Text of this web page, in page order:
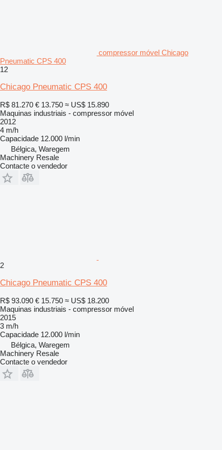
compressor móvel Chicago
Pneumatic CPS 400
12
Chicago Pneumatic CPS 400
R$ 81.270 € 13.750 ≈ US$ 15.890
Maquinas industriais - compressor móvel
2012
4 m/h
Capacidade 12.000 l/min
Bélgica, Waregem
Machinery Resale
Contacte o vendedor
2
Chicago Pneumatic CPS 400
R$ 93.090 € 15.750 ≈ US$ 18.200
Maquinas industriais - compressor móvel
2015
3 m/h
Capacidade 12.000 l/min
Bélgica, Waregem
Machinery Resale
Contacte o vendedor